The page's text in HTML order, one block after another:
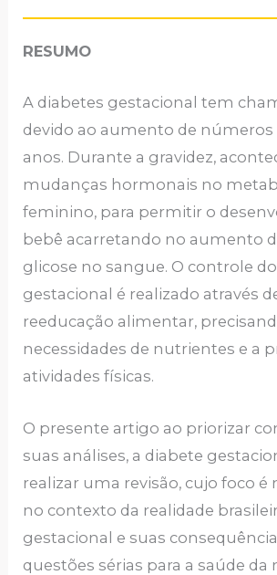
RESUMO
A diabetes gestacional tem
devido ao aumento de
anos. Durante a gravidez,
mudanças hormonais no
feminino, para permitir o
bebê acarretando no aumento
glicose no sangue. O controle
gestacional é realizado através
reeducação alimentar,
necessidades de nutrientes e a
atividades físicas.
O presente artigo ao priorizar
suas análises, a diabete
realizar uma revisão, cujo foco é
no contexto da realidade
gestacional e suas
questões sérias para a saúde da